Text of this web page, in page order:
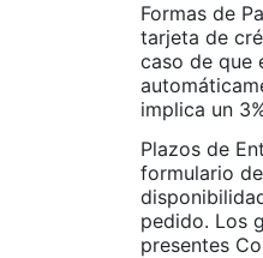
Formas de
tarjeta de
caso de que
implica un
Plazos de
formulario
pedido. Los
presentes